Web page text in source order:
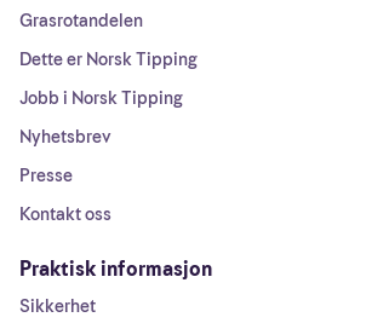
Grasrotandelen
Dette er Norsk Tipping
Jobb i Norsk Tipping
Nyhetsbrev
Presse
Kontakt oss
Praktisk informasjon
Sikkerhet